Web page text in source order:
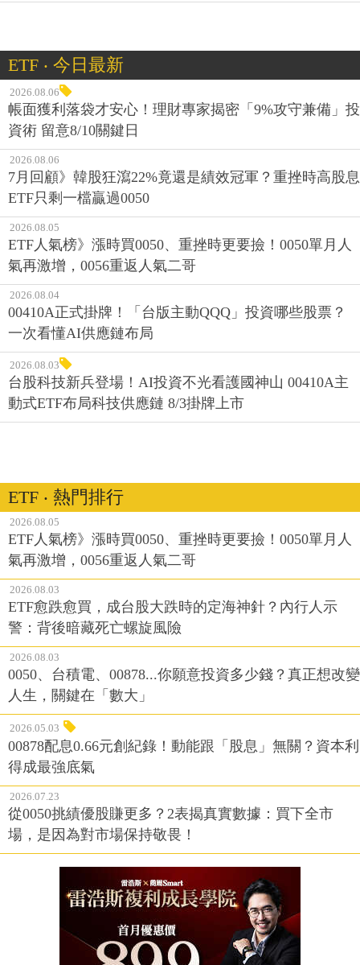
ETF ‧ 今日最新
2026.08.06
帳面獲利落袋才安心！理財專家揭密「9%攻守兼備」投
資術 留意8/10關鍵日
2026.08.06
7月回顧》韓股狂瀉22%竟還是績效冠軍？重挫時高股息
ETF只剩一檔贏過0050
2026.08.05
ETF人氣榜》漲時買0050、重挫時更要撿！0050單月人
氣再激增，0056重返人氣二哥
2026.08.04
00410A正式掛牌！「台版主動QQQ」投資哪些股票？
一次看懂AI供應鏈布局
2026.08.03
台股科技新兵登場！AI投資不光看護國神山 00410A主
動式ETF布局科技供應鏈 8/3掛牌上市
ETF ‧ 熱門排行
2026.08.05
ETF人氣榜》漲時買0050、重挫時更要撿！0050單月人
氣再激增，0056重返人氣二哥
2026.08.03
ETF愈跌愈買，成台股大跌時的定海神針？內行人示
警：背後暗藏死亡螺旋風險
2026.08.03
0050、台積電、00878...你願意投資多少錢？真正想改變
人生，關鍵在「數大」
2026.05.03
00878配息0.66元創紀錄！動能跟「股息」無關？資本利
得成最強底氣
2026.07.23
從0050挑績優股賺更多？2表揭真實數據：買下全市
場，是因為對市場保持敬畏！